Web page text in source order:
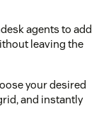
agents to add
leaving the
your desired
and instantly